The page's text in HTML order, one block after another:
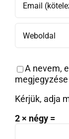
A nevem,
Kérjük, adja
2 × négy =